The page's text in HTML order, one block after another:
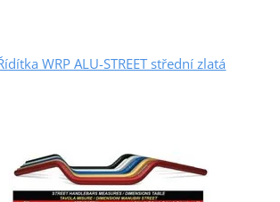
WRP ALU-STREET střední zlatá